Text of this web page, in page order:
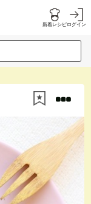
新着レシピログイン